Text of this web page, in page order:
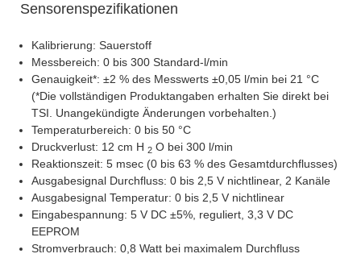
Sensorenspezifikationen
Kalibrierung: Sauerstoff
Messbereich: 0 bis 300 Standard-l/min
Genauigkeit*: ±2 % des Messwerts ±0,05 l/min bei 21 °C
(*Die vollständigen Produktangaben erhalten Sie direkt bei
TSI. Unangekündigte Änderungen vorbehalten.)
Temperaturbereich: 0 bis 50 °C
Druckverlust: 12 cm H 2 O bei 300 l/min
Reaktionszeit: 5 msec (0 bis 63 % des Gesamtdurchflusses)
Ausgabesignal Durchfluss: 0 bis 2,5 V nichtlinear, 2 Kanäle
Ausgabesignal Temperatur: 0 bis 2,5 V nichtlinear
Eingabespannung: 5 V DC ±5%, reguliert, 3,3 V DC
EEPROM
Stromverbrauch: 0,8 Watt bei maximalem Durchfluss